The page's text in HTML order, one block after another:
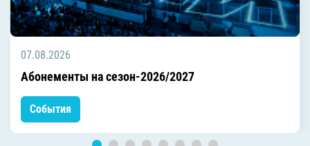
07.08.2026
Абонементы на сезон-2026/2027
События